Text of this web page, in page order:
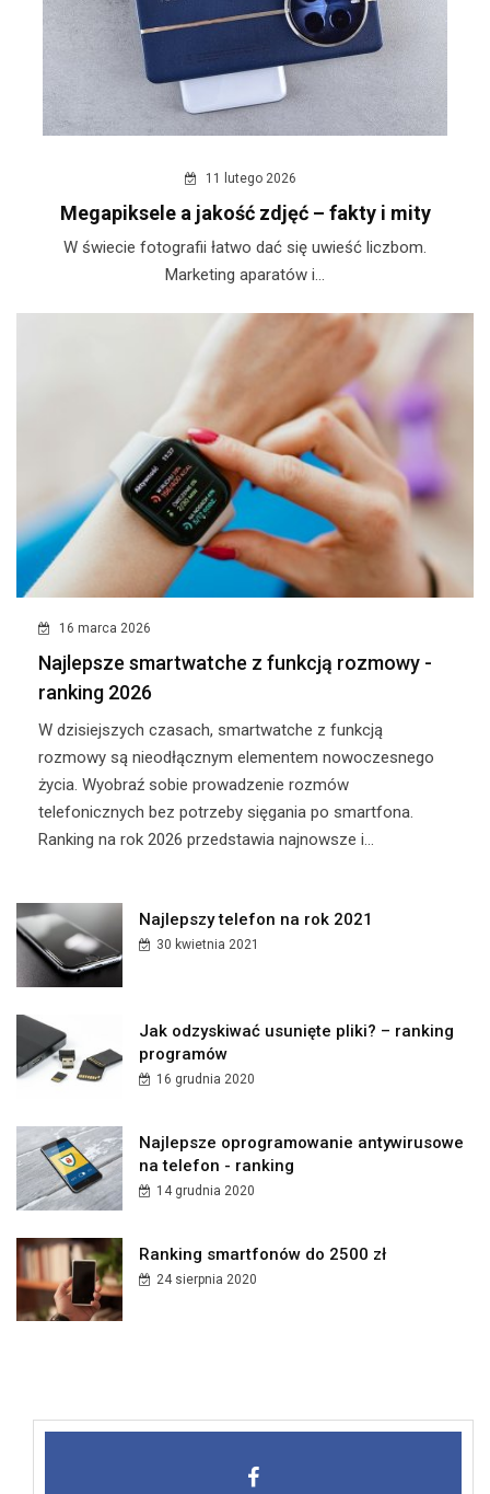
11 lutego 2026
Megapiksele a jakość zdjęć – fakty i mity
W świecie fotografii łatwo dać się uwieść liczbom.
Marketing aparatów i...
16 marca 2026
Najlepsze smartwatche z funkcją rozmowy -
ranking 2026
​ W dzisiejszych czasach, smartwatche z funkcją
rozmowy są nieodłącznym elementem nowoczesnego
życia. Wyobraź sobie prowadzenie rozmów
telefonicznych bez potrzeby sięgania po smartfona.
Ranking na rok 2026 przedstawia najnowsze i...
Najlepszy telefon na rok 2021
30 kwietnia 2021
Jak odzyskiwać usunięte pliki? – ranking
programów
16 grudnia 2020
Najlepsze oprogramowanie antywirusowe
na telefon - ranking
14 grudnia 2020
Ranking smartfonów do 2500 zł
24 sierpnia 2020